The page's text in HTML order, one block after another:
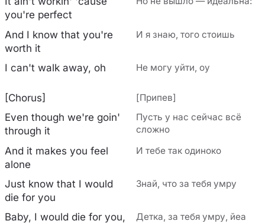
you're perfect
And I know that you're
worth it
И я знаю, того стоишь
I can't walk away, oh Не могу уйти, оу
[Chorus] [Припев]
Even though we're goin'
through it
Пусть у нас сейчас всё
сложно
And it makes you feel
alone
И тебе так одиноко
Just know that I would
die for you
Знай, что за тебя умру
Baby, I would die for you,
Детка, за тебя умру, йеа